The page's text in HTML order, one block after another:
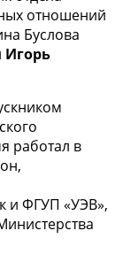
отношений
Буслова
Игорь
работал в
и ФГУП «УЭВ»,